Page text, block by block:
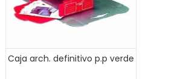
Caja arch. definitivo p.p verde